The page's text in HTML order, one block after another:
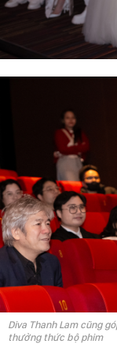
Diva Thanh Lam cũng
thưởng thức bộ phim